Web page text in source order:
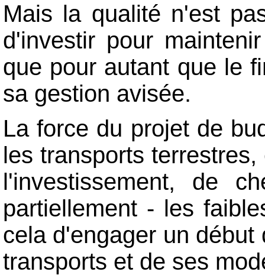
Mais la qualité n'est
d'investir pour
que pour autant que le
sa gestion avisée.
La force du projet de
les transports
l'investissement, de
partiellement - les
cela d'engager un
transports et de ses